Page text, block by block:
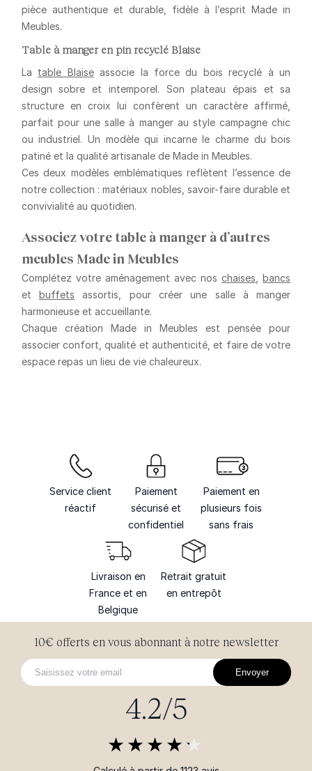
pièce authentique et durable, fidèle à l’esprit Made in
Meubles.
Table à manger en pin recyclé Blaise
La table Blaiseassocie la force du bois recyclé à un
design sobre et intemporel . Son plateau épais et sa
structure en croix lui confèrent un caractère affirmé,
parfait pour une salle à manger au style campagne chic
ou industriel. Un modèle qui incarne le charme du bois
patinéet la qualité artisanale de Made in Meubles.
Ces deux modèles emblématiques reflètent l’essence de
notre collection :matériaux nobles, savoir-faire durable et
convivialité au quotidien.
Associez votre table à manger à d’autres
meubles Made in Meubles
Complétez votre aménagement avec noschaises ,bancs
etbuffets
assortis, pour créer une salle à manger
harmonieuse et accueillante.
Chaque création Made in Meubles est pensée pour
associer confort, qualité et authenticité , et faire de votre
espace repas un lieu de vie chaleureux.
Service client
réactif
Paiement
sécurisé et
confidentiel
Paiement en
plusieurs fois
sans frais
Livraison en
France et en
Belgique
Retrait gratuit
en entrepôt
10€ offerts en vous abonnant à notre newsletter
Envoyer
4.2/5